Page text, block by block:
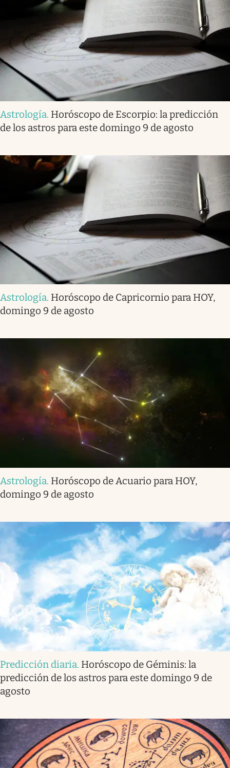
Astrología. Horóscopo de Escorpio: la predicción
de los astros para este domingo 9 de agosto
Astrología. Horóscopo de Capricornio para HOY,
domingo 9 de agosto
Astrología. Horóscopo de Acuario para HOY,
domingo 9 de agosto
Predicción diaria. Horóscopo de Géminis: la
predicción de los astros para este domingo 9 de
agosto